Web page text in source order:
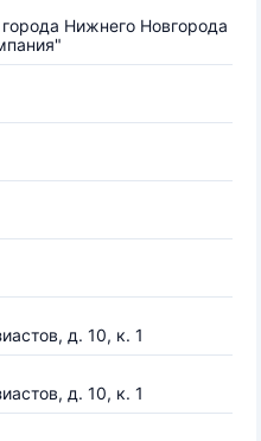
Нижнего Новгорода
д. 10, к. 1
д. 10, к. 1